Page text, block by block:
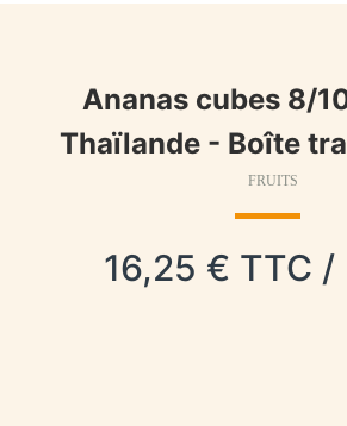
Ananas cubes 8/
Thaïlande - Boîte
FRUITS
16,25 € TTC /